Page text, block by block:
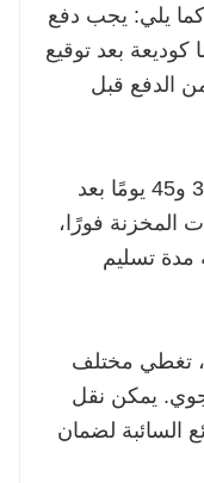
يلي: يجب دفع
كوديعة بعد توقيع
المتبقية من الدفع قبل
مدة التسليم القياسية تتراوح بين 30 و45 يومًا بعد
المخزنة فورًا،
مدة تسليم
تغطي مختلف
يمكن نقل
السائبة لضمان